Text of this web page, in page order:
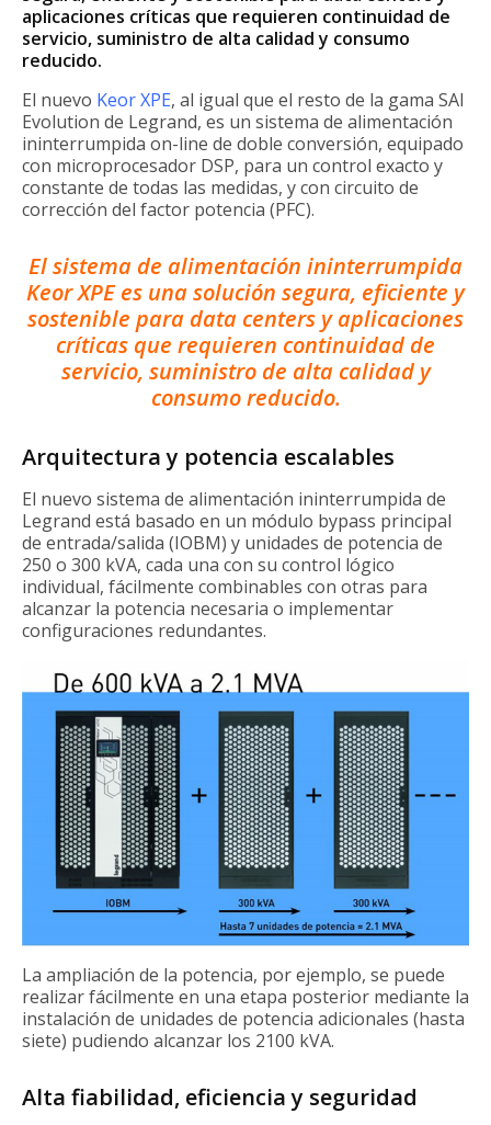
aplicaciones críticas que requieren continuidad de
servicio, suministro de alta calidad y consumo
reducido.
El nuevo Keor XPE, al igual que el resto de la gama SAI
Evolution de Legrand, es un sistema de alimentación
ininterrumpida on-line de doble conversión, equipado
con microprocesador DSP, para un control exacto y
constante de todas las medidas, y con circuito de
corrección del factor potencia (PFC).
El sistema de alimentación ininterrumpida
Keor XPE es una solución segura, eficiente y
sostenible para data centers y aplicaciones
críticas que requieren continuidad de
servicio, suministro de alta calidad y
consumo reducido.
Arquitectura y potencia escalables
El nuevo sistema de alimentación ininterrumpida de
Legrand está basado en un módulo bypass principal
de entrada/salida (IOBM) y unidades de potencia de
250 o 300 kVA, cada una con su control lógico
individual, fácilmente combinables con otras para
alcanzar la potencia necesaria o implementar
configuraciones redundantes.
La ampliación de la potencia, por ejemplo, se puede
realizar fácilmente en una etapa posterior mediante la
instalación de unidades de potencia adicionales (hasta
siete) pudiendo alcanzar los 2100 kVA.
Alta fiabilidad, eficiencia y seguridad